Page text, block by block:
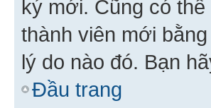
ký mới. Cũng có
thành viên mới
lý do nào đó. Bạn
Đầu trang